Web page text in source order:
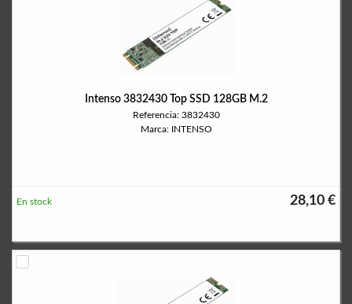
Intenso 3832430 Top SSD 128GB M.2
Referencia: 3832430
Marca: INTENSO
28,10 €
En stock